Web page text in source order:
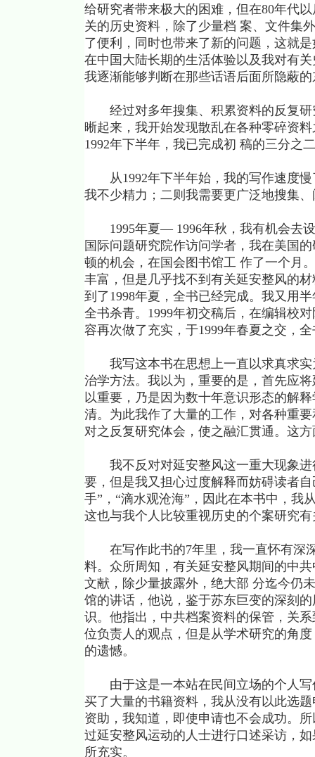
给研究者带来极大的困难，但在80年代
关的历史资料，除了少量档 案、文件集
了便利，同时也带来了新的问题，这就
在中国大陆长期的生活体验以及我对有
我逐渐能够判断在那些话语后面所隐蔽
经过对多年搜集、积累资料的反复研
晰起来，我开始发现散乱在各种零碎资
1992年下半年，我已完成初 稿的三分之
从1992年下半年始，我的写作速度慢
我不少精力；二则我需要更广泛地搜集
1995年夏— 1996年秋，我有机会去设
国际问题研究院作访问学者，我在美国
顿的机会，在国会图书馆工 作了一个月
丰富，但是几乎找不到有关延安整风的
到了1998年夏，全书已经完成。我又用
全书杀青。1999年初交稿后，在编辑校
容再次做了充实，于1999年春夏之交，
我写这本书在思想上一直以求真求实
治学方法。我以为，重要的是，首先应
以重要，乃是因为数十年意识形态的解
清。为此我作了大量的工作，对各种重
对之反复研究体会，使之融汇贯通。这
我不反对对延安整风这一重大现象进
要，但是我又担心过度解释而妨碍读者
手”，“滴水观沧海”，因此在本书中，我
这也与我个人比较重视历史的个案研究有
在写作此书的7年里，我一直怀有深
料。众所周知，有关延安整风期间的中
文献，除少量披露外，绝大部 分迄今仍
馆的讲话，他说，鉴于苏东巨变的深刻
识。他指出，中共档案资料的保管，关
位负责人的观点，但是从学术研究的角
的遗憾。
由于这是一本站在民间立场的个人写
买了大量的书籍资料，我从没有以此选
资助，我知道，即使申请也不会成功。
过延安整风运动的人士进行口述采访，
所充实。